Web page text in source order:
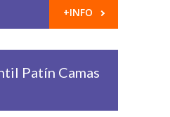
+INFO
Patín Camas